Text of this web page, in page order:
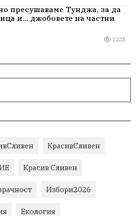
пресушаваме Тунджа, за да
и… джобовете на частни
1225
КрасивСливен
Красив Сливен
Избори2026
Екология